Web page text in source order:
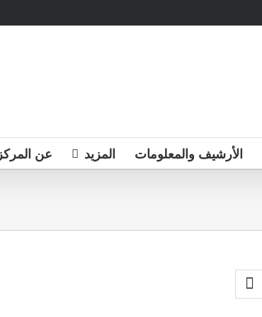
الأرشيف والمعلومات المزيد عن المركز